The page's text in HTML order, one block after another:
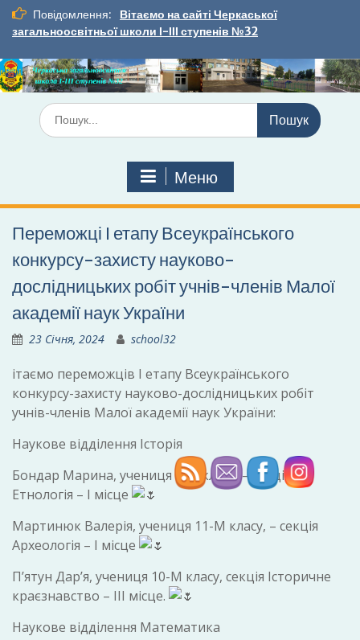
Перейти
вмісту
Повідомлення:
Вітаємо на сайті Черкаської
загальноосвітньої школи І-ІІІ ступенів №32
Шукати:
Меню
Переможці І етапу Всеукраїнського
конкурсу-захисту науково-
дослідницьких робіт учнів-членів Малої
академії наук України
23 Січня, 2024 school32
ітаємо переможців І етапу Всеукраїнського
конкурсу-захисту науково-дослідницьких робіт
учнів-членів Малої академії наук України:
Наукове відділення Історія
Бондар Марина, учениця 11-І класу, – секція
Етнологія – І місце
Мартинюк Валерія, учениця 11-М класу, – секція
Археологія – І місце
П’ятун Дар’я, учениця 10-М класу, секція Історичне
краєзнавство – ІІІ місце.
Наукове відділення Математика